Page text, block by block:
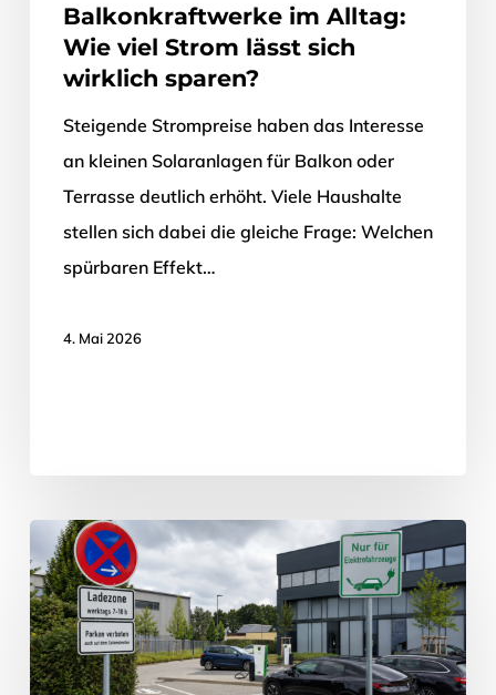
Balkonkraftwerke im Alltag:
Wie viel Strom lässt sich
wirklich sparen?
Steigende Strompreise haben das Interesse
an kleinen Solaranlagen für Balkon oder
Terrasse deutlich erhöht. Viele Haushalte
stellen sich dabei die gleiche Frage: Welchen
spürbaren Effekt…
4. Mai 2026